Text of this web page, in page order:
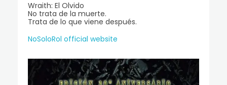
Wraith: El Olvido
No trata de la muerte.
Trata de lo que viene después.
NoSoloRol official website